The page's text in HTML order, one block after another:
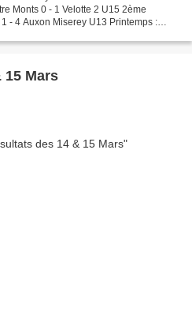
Monts 0 - 1 Velotte 2 U15 2ème
- 4 Auxon Miserey U13 Printemps :
15 Mars